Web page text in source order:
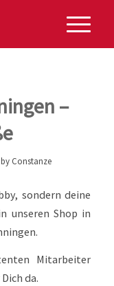
–
by Constanze
sondern deine
unseren Shop in
Mitarbeiter
da.